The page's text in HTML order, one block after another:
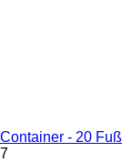
Container - 20 Fuß
7